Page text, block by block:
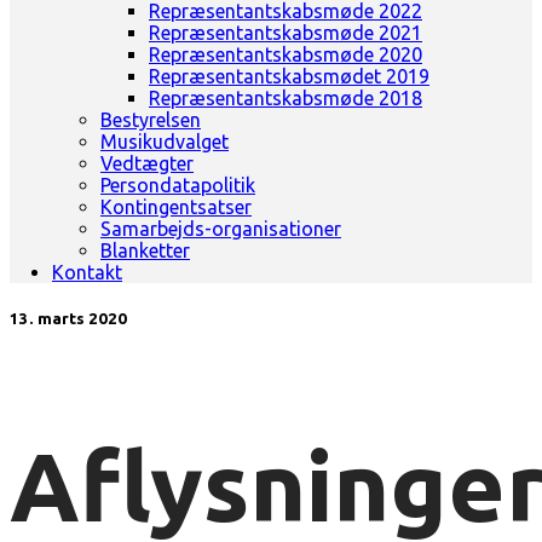
Repræsentantskabsmøde 2022
Repræsentantskabsmøde 2021
Repræsentantskabsmøde 2020
Repræsentantskabsmødet 2019
Repræsentantskabsmøde 2018
Bestyrelsen
Musikudvalget
Vedtægter
Persondatapolitik
Kontingentsatser
Samarbejds-organisationer
Blanketter
Kontakt
13. marts 2020